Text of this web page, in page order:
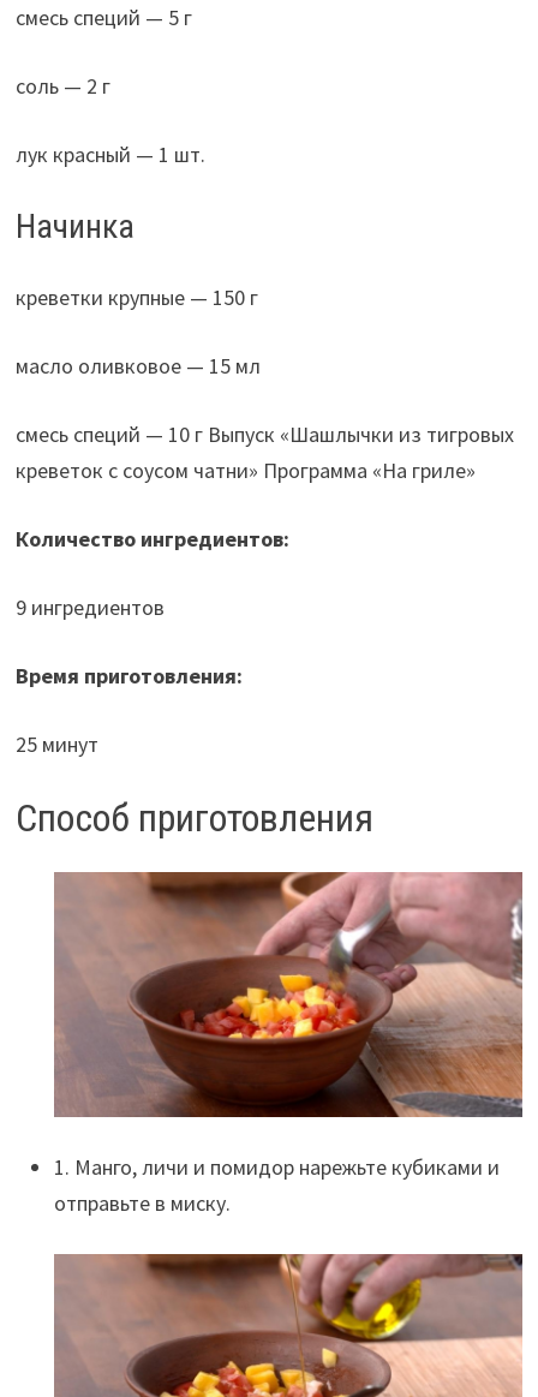
смесь специй — 5 г
соль — 2 г
лук красный — 1 шт.
Начинка
креветки крупные — 150 г
масло оливковое — 15 мл
смесь специй — 10 г Выпуск «Шашлычки из тигровых
креветок с соусом чатни» Программа «На гриле»
Количество ингредиентов:
9 ингредиентов
Время приготовления:
25 минут
Способ приготовления
1. Манго, личи и помидор нарежьте кубиками и
отправьте в миску.